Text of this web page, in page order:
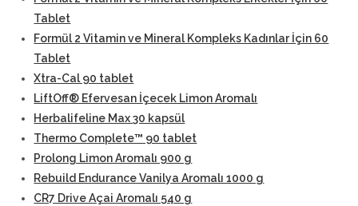
Tablet
Formül 2 Vitamin ve Mineral Kompleks Kadınlar İçin 60
Tablet
Xtra-Cal 90 tablet
LiftOff® Efervesan İçecek Limon Aromalı
Herbalifeline Max 30 kapsül
Thermo Complete™ 90 tablet
Prolong Limon Aromalı 900 g
Rebuild Endurance Vanilya Aromalı 1000 g
CR7 Drive Açai Aromalı 540 g